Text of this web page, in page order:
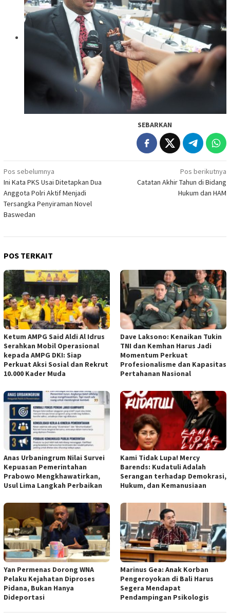
SEBARKAN
Navigasi
pos
Pos sebelumnya
Ini Kata PKS Usai Ditetapkan Dua
Anggota Polri Aktif Menjadi
Tersangka Penyiraman Novel
Baswedan
Pos berikutnya
Catatan Akhir Tahun di Bidang
Hukum dan HAM
POS TERKAIT
Ketum AMPG Said Aldi Al Idrus
Serahkan Mobil Operasional
kepada AMPG DKI: Siap
Perkuat Aksi Sosial dan Rekrut
10.000 Kader Muda
Dave Laksono: Kenaikan Tukin
TNI dan Kemhan Harus Jadi
Momentum Perkuat
Profesionalisme dan Kapasitas
Pertahanan Nasional
Anas Urbaningrum Nilai Survei
Kepuasan Pemerintahan
Prabowo Mengkhawatirkan,
Usul Lima Langkah Perbaikan
Kami Tidak Lupa! Mercy
Barends: Kudatuli Adalah
Serangan terhadap Demokrasi,
Hukum, dan Kemanusiaan
Yan Permenas Dorong WNA
Pelaku Kejahatan Diproses
Pidana, Bukan Hanya
Dideportasi
Marinus Gea: Anak Korban
Pengeroyokan di Bali Harus
Segera Mendapat
Pendampingan Psikologis